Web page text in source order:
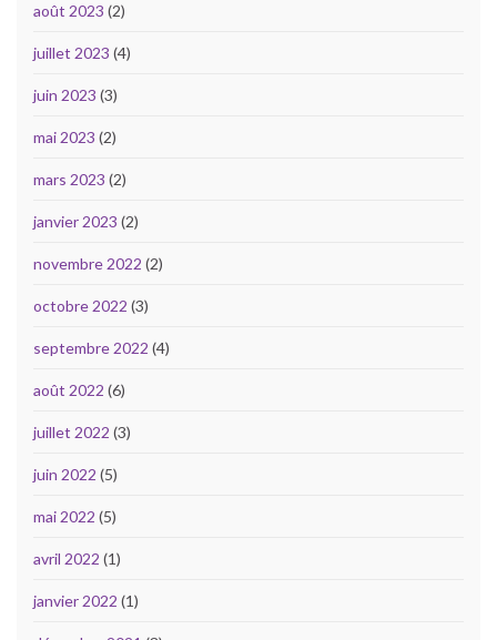
août 2023 (2)
juillet 2023 (4)
juin 2023 (3)
mai 2023 (2)
mars 2023 (2)
janvier 2023 (2)
novembre 2022 (2)
octobre 2022 (3)
septembre 2022 (4)
août 2022 (6)
juillet 2022 (3)
juin 2022 (5)
mai 2022 (5)
avril 2022 (1)
janvier 2022 (1)